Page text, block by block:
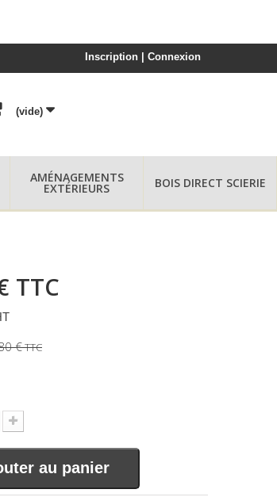
Inscription | Connexion
(vide)
AMÉNAGEMENTS
EXTÉRIEURS BOIS DIRECT SCIERIE
TTC
€TTC
au panier